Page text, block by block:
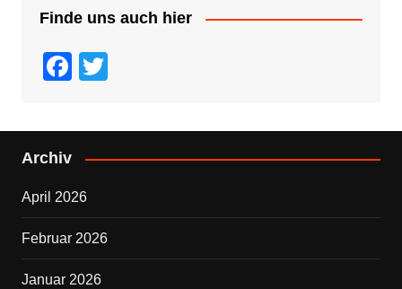
Finde uns auch hier
F
c
e
o
o
k
tt
er
Archiv
April 2026
Februar 2026
Januar 2026